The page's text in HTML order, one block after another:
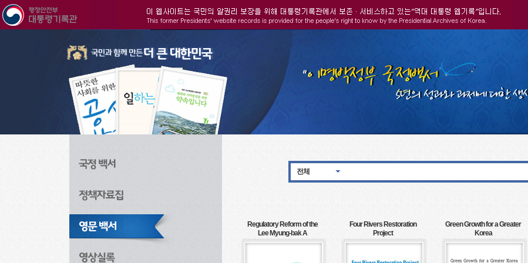
전체
Regulatory Reform of the
Lee Myung-bak A
Four Rivers Restoration
Project
Green Growth for a Greater
Korea